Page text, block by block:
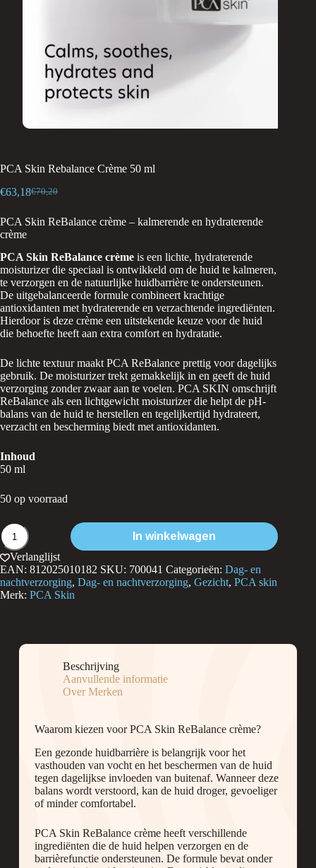
PCA Skin Rebalance Crème 50 ml
€70,20
Oorspronkelijke
was:
€63,18Huidige
is:
PCA Skin ReBalance crème – kalmerende en hydraterende
crème
PCA Skin ReBalance crème is een lichte, hydraterende
moisturizer die speciaal is ontwikkeld om de huid te kalmeren,
te verzorgen en de natuurlijke huidbarrière te ondersteunen.
De uitgebalanceerde formule combineert krachtige
antioxidanten met hydraterende en verzachtende ingrediënten.
Hierdoor is deze crème een uitstekende keuze voor de huid
die behoefte heeft aan extra comfort en hydratatie.
De lichte textuur maakt PCA ReBalance prettig voor dagelijks
gebruik. De moisturizer trekt gemakkelijk in en geeft de huid
verzorging zonder zwaar aan te voelen. PCA SKIN omschrijft
ReBalance als een lichtgewicht moisturizer die helpt de pH-
balans van de huid te herstellen en tegelijkertijd hydrateert,
verzacht en bescherming biedt met antioxidanten.
Inhoud
50 ml
50 op voorraad
PCA
Skin
Rebalance
Crème
50
ml
aantal
In winkelwagen
Verlanglijst
EAN: 812025010182 SKU: 700041 Categorieën: Dag- en
nachtverzorging, Dag- en nachtverzorging, Gezicht, PCA skin
Merk: PCA Skin
Beschrijving
Aanvullende informatie
Over Merken
Waarom kiezen voor PCA Skin ReBalance crème?
Een gezonde huidbarrière is belangrijk voor het
vasthouden van vocht en het beschermen van de huid
tegen dagelijkse invloeden van buitenaf. Wanneer deze
balans wordt verstoord, kan de huid droger, gevoeliger
of minder comfortabel.
PCA Skin ReBalance crème heeft verschillende
ingrediënten die de huid helpen verzorgen en de
barrièrefunctie ondersteunen. De formule bevat onder